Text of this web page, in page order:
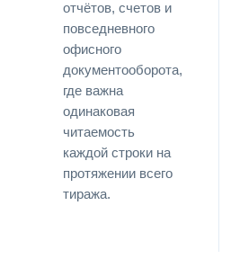
отчётов, счетов и
повседневного
офисного
документооборота,
где важна
одинаковая
читаемость
каждой строки на
протяжении всего
тиража.